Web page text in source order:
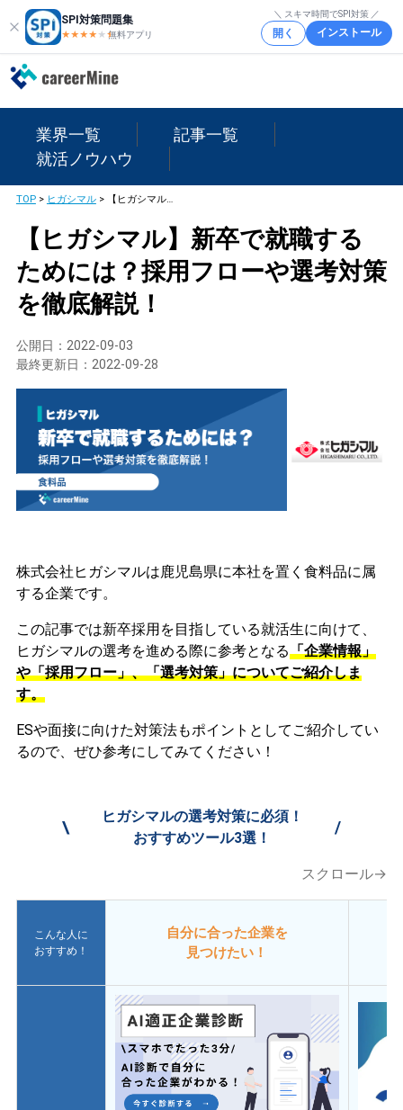
SPI対策問題集
★★★★ ★★
無料アプリ
＼ スキマ時間でSPI対策 ／
開く インストール
業界一覧
記事一覧
就活ノウハウ
TOP> ヒガシマル> 【ヒガシマル】新卒で就職するためには？採用フローや選考対策を徹底解説！
【ヒガシマル】新卒で就職する
ためには？採用フローや選考対策
を徹底解説！
公開日： 2022-09-03
最終更新日： 2022-09-28
株式会社ヒガシマルは鹿児島県に本社を置く食料品に属
する企業です。
この記事では新卒採用を目指している就活生に向けて、
ヒガシマルの選考を進める際に参考となる「企業情報」
や「採用フロー」、「選考対策」についてご紹介しま
す。
ESや面接に向けた対策法もポイントとしてご紹介してい
るので、ぜひ参考にしてみてください！
\
ヒガシマルの選考対策に必須！
おすすめツール3選！
/
スクロール→
こんな人に
おすすめ！
自分に合った企業を
見つけたい！